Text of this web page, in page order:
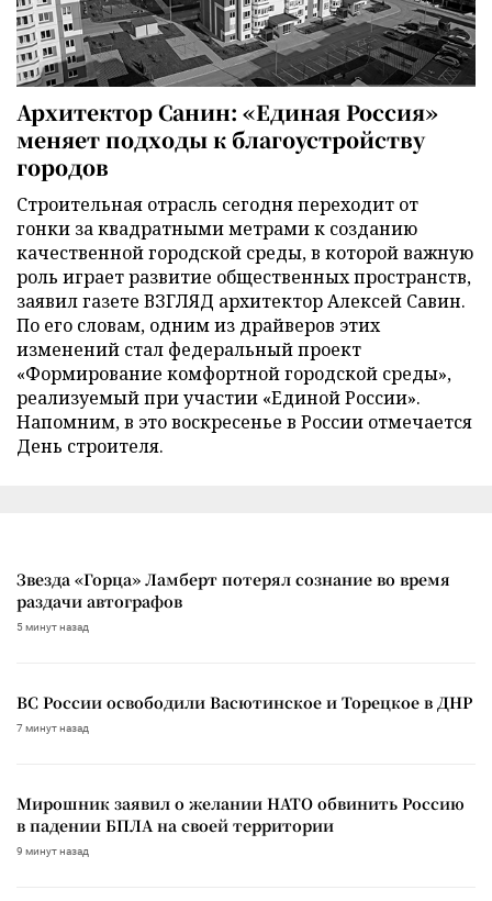
Архитектор Санин: «Единая Россия»
меняет подходы к благоустройству
городов
Строительная отрасль сегодня переходит от
гонки за квадратными метрами к созданию
качественной городской среды, в которой важную
роль играет развитие общественных пространств,
заявил газете ВЗГЛЯД архитектор Алексей Савин.
По его словам, одним из драйверов этих
изменений стал федеральный проект
«Формирование комфортной городской среды»,
реализуемый при участии «Единой России».
Напомним, в это воскресенье в России отмечается
День строителя.
Звезда «Горца» Ламберт потерял сознание во время
раздачи автографов
5 минут назад
ВС России освободили Васютинское и Торецкое в ДНР
7 минут назад
Мирошник заявил о желании НАТО обвинить Россию
в падении БПЛА на своей территории
9 минут назад